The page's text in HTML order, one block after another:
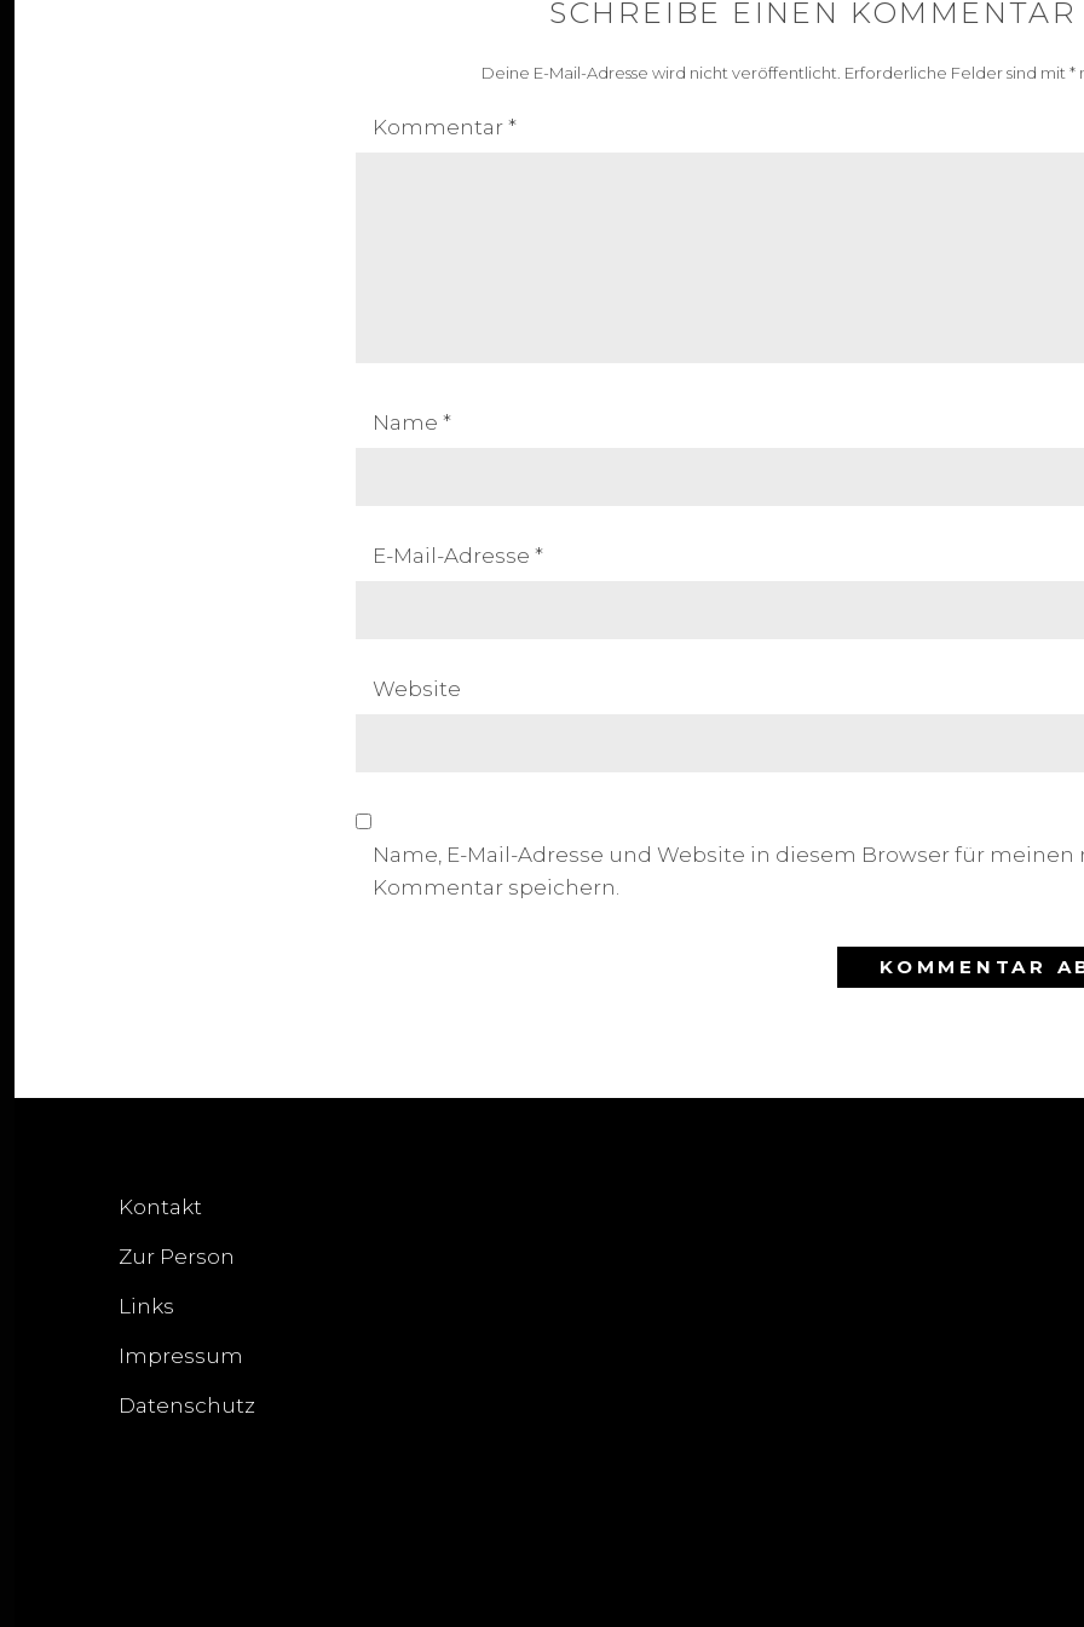
SCHREIBE EINEN KOMMENTAR
Deine E-Mail-Adresse wird nicht veröffentlicht. Erforderliche Felder sind mit *
Kommentar *
Name *
E-Mail-Adresse *
Website
Name, E-Mail-Adresse und Website in diesem Browser für meinen
Kommentar speichern.
Kontakt
Zur Person
Links
Impressum
Datenschutz